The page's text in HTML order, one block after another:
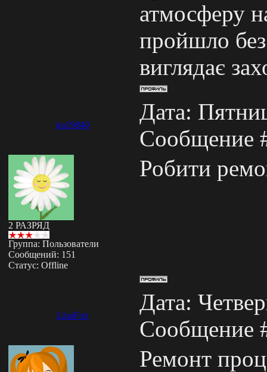
атмосферу
пройшло
виглядає
ira19840
Дата:
Сообщение
2 РАЗРЯД
Группа: Пользователи
Сообщений: 151
Статус: Offline
Робити
LinaFox
Дата:
Сообщение
Ремонт